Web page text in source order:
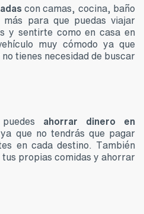
con camas, cocina, baño
más para que puedas viajar
y sentirte como en casa en
muy cómodo ya que
tienes necesidad de buscar
ahorrar dinero en
que no tendrás que pagar
en cada destino. También
propias comidas y ahorrar